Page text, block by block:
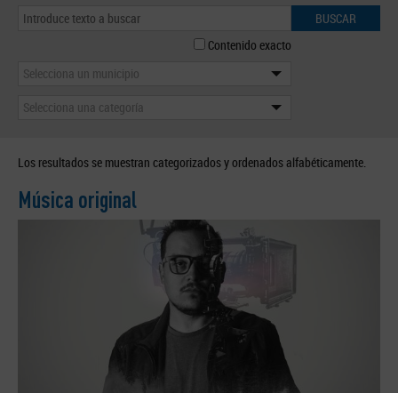
BUSCAR
Contenido exacto
Selecciona un municipio
Selecciona una categoría
Los resultados se muestran categorizados y ordenados alfabéticamente.
Música original